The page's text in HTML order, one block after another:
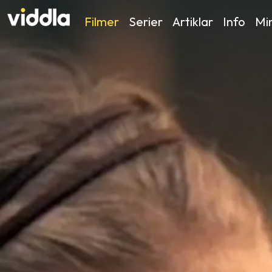
Filmer Serier Artiklar Info